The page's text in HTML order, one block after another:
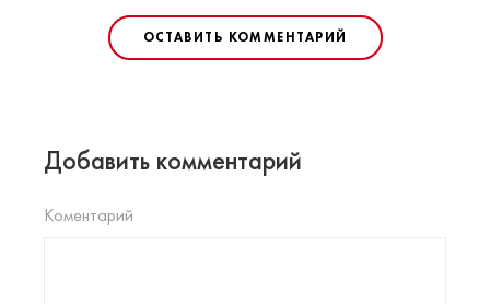
ОСТАВИТЬ КОММЕНТАРИЙ
Добавить комментарий
Коментарий